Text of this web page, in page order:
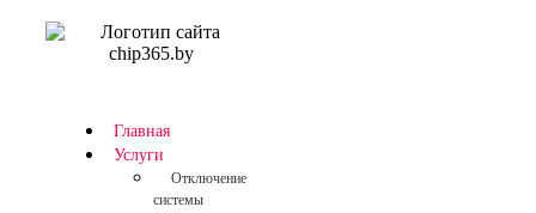
Главная
Услуги
Отключение
системы